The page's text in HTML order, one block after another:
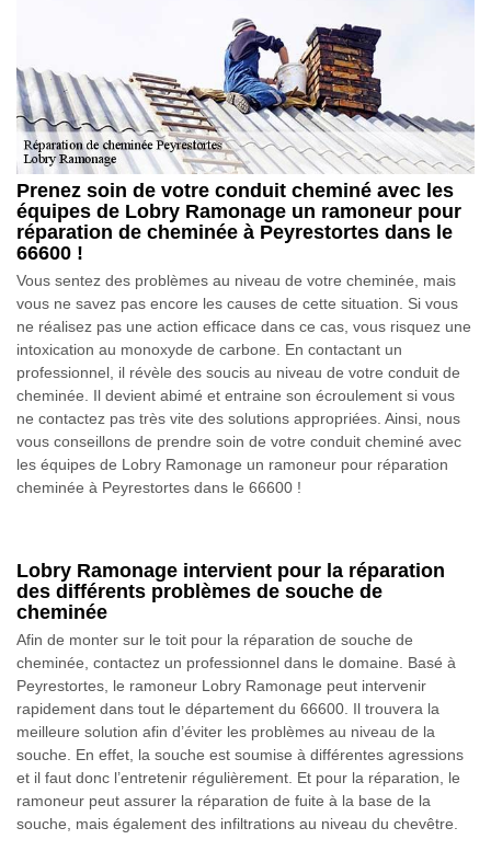
Prenez soin de votre conduit cheminé avec les
équipes de Lobry Ramonage un ramoneur pour
réparation de cheminée à Peyrestortes dans le
66600 !
Vous sentez des problèmes au niveau de votre cheminée, mais
vous ne savez pas encore les causes de cette situation. Si vous
ne réalisez pas une action efficace dans ce cas, vous risquez une
intoxication au monoxyde de carbone. En contactant un
professionnel, il révèle des soucis au niveau de votre conduit de
cheminée. Il devient abimé et entraine son écroulement si vous
ne contactez pas très vite des solutions appropriées. Ainsi, nous
vous conseillons de prendre soin de votre conduit cheminé avec
les équipes de Lobry Ramonage un ramoneur pour réparation
cheminée à Peyrestortes dans le 66600 !
Lobry Ramonage intervient pour la réparation
des différents problèmes de souche de
cheminée
Afin de monter sur le toit pour la réparation de souche de
cheminée, contactez un professionnel dans le domaine. Basé à
Peyrestortes, le ramoneur Lobry Ramonage peut intervenir
rapidement dans tout le département du 66600. Il trouvera la
meilleure solution afin d’éviter les problèmes au niveau de la
souche. En effet, la souche est soumise à différentes agressions
et il faut donc l’entretenir régulièrement. Et pour la réparation, le
ramoneur peut assurer la réparation de fuite à la base de la
souche, mais également des infiltrations au niveau du chevêtre.